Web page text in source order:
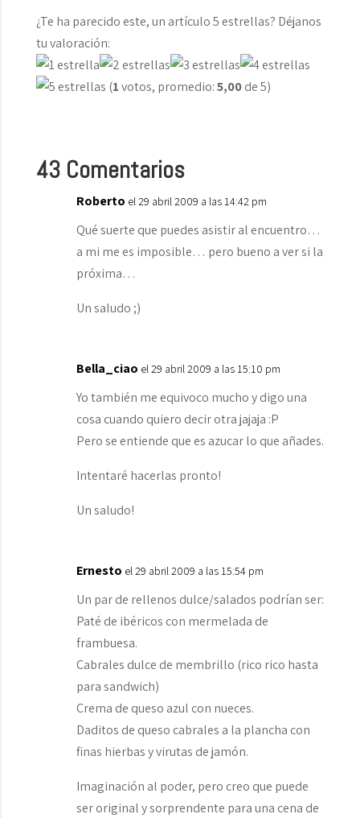
¿Te ha parecido este, un artículo 5 estrellas? Déjanos
tu valoración:
(1votos, promedio:5,00de 5)
43 Comentarios
Roberto el 29 abril 2009 a las 14:42 pm
Qué suerte que puedes asistir al encuentro…
a mi me es imposible… pero bueno a ver si la
próxima…
Un saludo ;)
Bella_ciao el 29 abril 2009 a las 15:10 pm
Yo también me equivoco mucho y digo una
cosa cuando quiero decir otra jajaja :P
Pero se entiende que es azucar lo que añades.
Intentaré hacerlas pronto!
Un saludo!
Ernesto el 29 abril 2009 a las 15:54 pm
Un par de rellenos dulce/salados podrían ser:
Paté de ibéricos con mermelada de
frambuesa.
Cabrales dulce de membrillo (rico rico hasta
para sandwich)
Crema de queso azul con nueces.
Daditos de queso cabrales a la plancha con
finas hierbas y virutas de jamón.
Imaginación al poder, pero creo que puede
ser original y sorprendente para una cena de